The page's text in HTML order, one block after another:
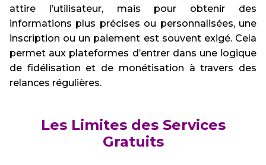
attire l’utilisateur, mais pour obtenir des
informations plus précises ou personnalisées, une
inscription ou un paiement est souvent exigé. Cela
permet aux plateformes d’entrer dans une logique
de fidélisation et de monétisation à travers des
relances régulières.
Les Limites des Services
Gratuits